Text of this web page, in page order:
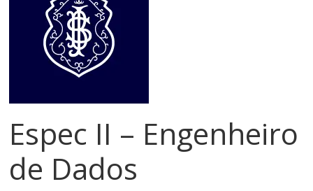
pagamentos
Espec II – Engenheiro
de Dados